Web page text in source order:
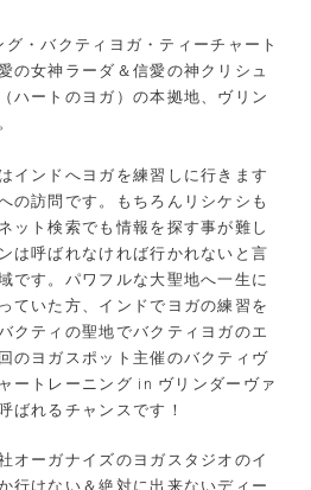
グ・バクティヨガ・ティーチャート
の女神ラーダ＆信愛の神クリシュ
ハートのヨガ）の本拠地、ヴリン
インドへヨガを練習しに行きます
の訪問です。もちろんリシケシも
ット検索でも情報を探す事が難し
は呼ばれなければ行かれないと言
です。パワフルな大聖地へ一生に
ていた方、インドでヨガの練習を
クティの聖地でバクティヨガのエ
のヨガスポット主催のバクティヴ
ートレーニング in ヴリンダーヴァ
ばれるチャンスです！
オーガナイズのヨガスタジオのイ
行けない＆絶対に出来ないディー